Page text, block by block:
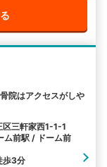
院はアクセスがしや
区三軒家西1-1-1
ム前駅 / ドーム前
歩3分